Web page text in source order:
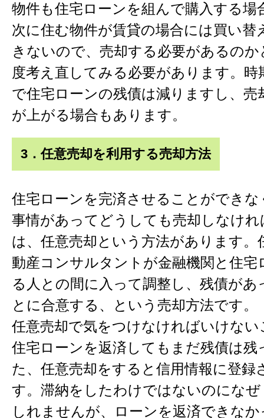
物件も住宅ローンを組んで購入する場
次に住む物件が賃貸の場合には買い替
きないので、売却する必要があるの
度考え直してみる必要があります。
で住宅ローンの残債は減りますし、売
が上がる場合もあります。
3．任意売却を利用する売却方法
住宅ローンを完済させることができ
事情があってどうしても売却しなけ
は、任意売却という方法があります。
動産コンサルタントが金融機関と住宅
る人との間に入って調整し、残債が
とに合意する、という売却方法です。
任意売却で気をつけなければいけな
住宅ローンを返済してもまだ残債は残
た、任意売却をすると信用情報に登録
す。滞納をしたわけではないのにな
しれませんが、ローンを返済できな